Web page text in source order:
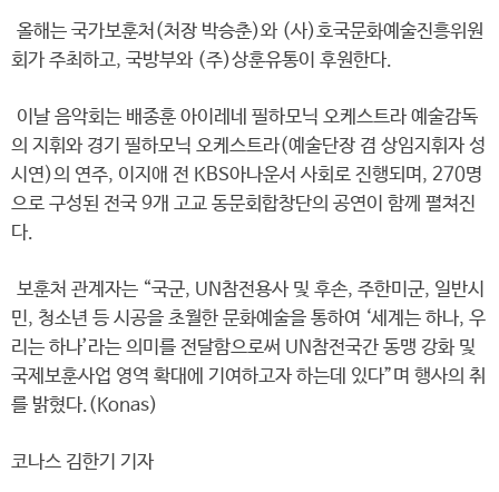
올해는 국가보훈처(처장 박승춘)와 (사)호국문화예술진흥위원
회가 주최하고, 국방부와 (주)상훈유통이 후원한다.
이날 음악회는 배종훈 아이레네 필하모닉 오케스트라 예술감독
의 지휘와 경기 필하모닉 오케스트라(예술단장 겸 상임지휘자 성
시연)의 연주, 이지애 전 KBS아나운서 사회로 진행되며, 270명
으로 구성된 전국 9개 고교 동문회합창단의 공연이 함께 펼쳐진
다.
보훈처 관계자는 “국군, UN참전용사 및 후손, 주한미군, 일반시
민, 청소년 등 시공을 초월한 문화예술을 통하여 ‘세계는 하나, 우
리는 하나’라는 의미를 전달함으로써 UN참전국간 동맹 강화 및
국제보훈사업 영역 확대에 기여하고자 하는데 있다”며 행사의 취
를 밝혔다.(Konas)
코나스 김한기 기자